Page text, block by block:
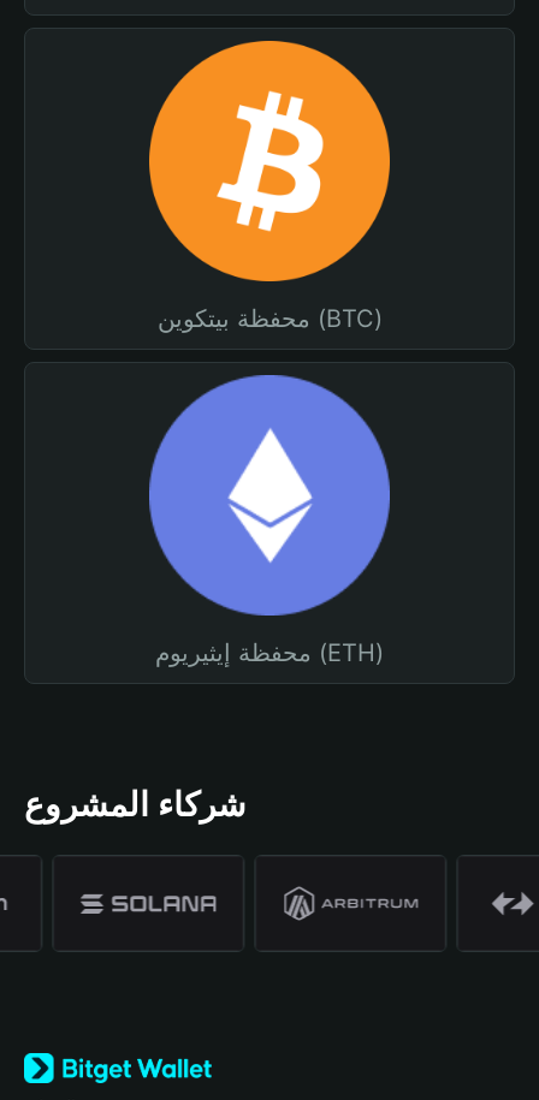
محفظة بيتكوين (BTC)
محفظة إيثيريوم (ETH)
شركاء المشروع